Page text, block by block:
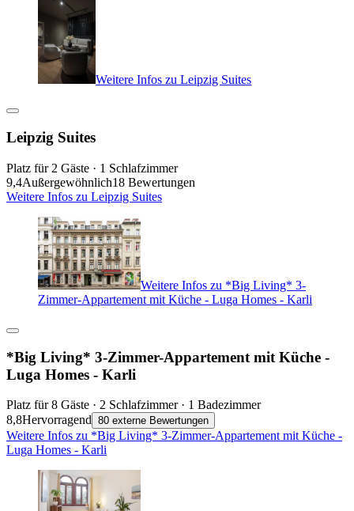
Weitere Infos zu Leipzig Suites
Leipzig Suites
Platz für 2 Gäste · 1 Schlafzimmer
9,4Außergewöhnlich18 Bewertungen
Weitere Infos zu Leipzig Suites
Weitere Infos zu *Big Living* 3-
Zimmer-Appartement mit Küche - Luga Homes - Karli
*Big Living* 3-Zimmer-Appartement mit Küche -
Luga Homes - Karli
Platz für 8 Gäste · 2 Schlafzimmer · 1 Badezimmer
8,8Hervorragend 80 externe Bewertungen
Weitere Infos zu *Big Living* 3-Zimmer-Appartement mit Küche -
Luga Homes - Karli